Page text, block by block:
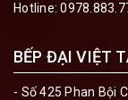
Hotline:
BẾP ĐẠI VIỆT
- Số 425 Phan Bội